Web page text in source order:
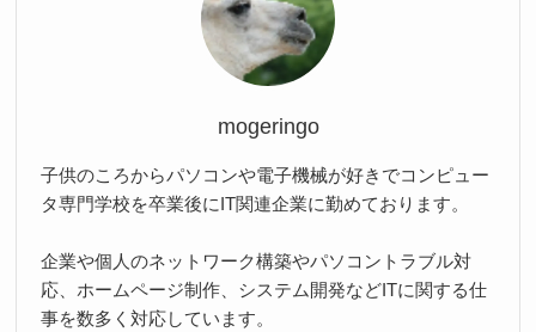
mogeringo
子供のころからパソコンや電子機械が好きでコンピュー
タ専門学校を卒業後にIT関連企業に勤めております。
企業や個人のネットワーク構築やパソコントラブル対
応、ホームページ制作、システム開発などITに関する仕
事を数多く対応しています。